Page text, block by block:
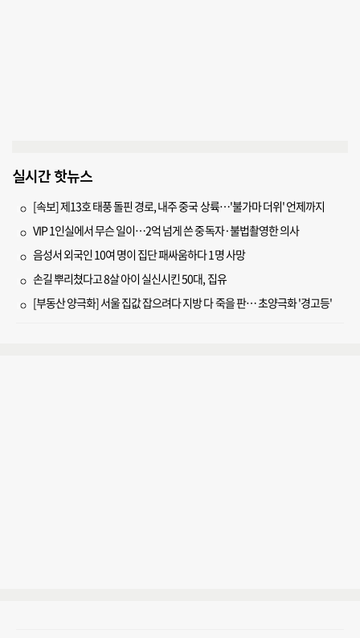
실시간 핫뉴스
[속보] 제13호 태풍 돌핀 경로, 내주 중국 상륙…'불가마 더위' 언제까지
VIP 1인실에서 무슨 일이…2억 넘게 쓴 중독자·불법촬영한 의사
음성서 외국인 10여 명이 집단 패싸움하다 1명 사망
손길 뿌리쳤다고 8살 아이 실신시킨 50대, 집유
[부동산 양극화] 서울 집값 잡으려다 지방 다 죽을 판… 초양극화 '경고등'